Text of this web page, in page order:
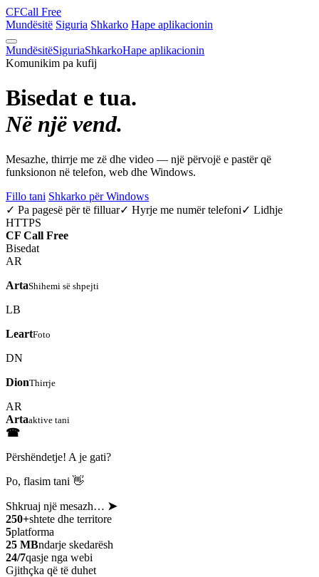
CFCall Free
Mundësitë Siguria Shkarko Hape aplikacionin
MundësitëSiguriaShkarkoHape aplikacionin
Komunikim pa kufij
Bisedat e tua.
Në një vend.
Mesazhe, thirrje me zë dhe video — një përvojë e pastër që
funksionon në telefon, web dhe Windows.
Fillo tani Shkarko për Windows
✓ Pa pagesë për të filluar✓ Hyrje me numër telefoni✓ Lidhje
HTTPS
CF Call Free
Bisedat
AR
ArtaShihemi së shpejti
LB
LeartFoto
DN
DionThirrje
AR
Artaaktive tani
☎
Përshëndetje! A je gati?
Po, flasim tani 👋
Shkruaj një mesazh… ➤
250+shtete dhe territore
5platforma
25 MBndarje skedarësh
24/7qasje nga webi
Gjithçka që të duhet